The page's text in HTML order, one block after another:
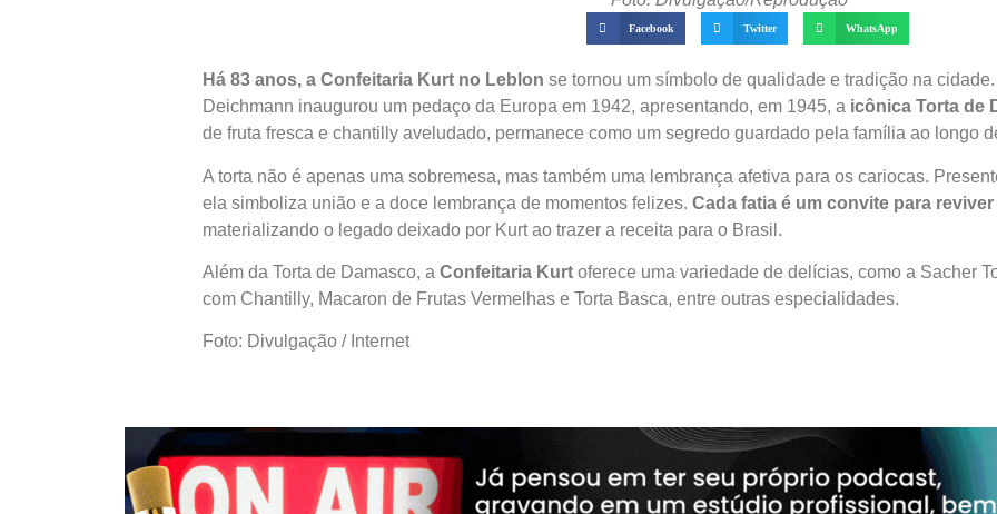
Facebook Twitter WhatsApp
Há 83 anos, a Confeitaria Kurt no Leblon se tornou um símbolo de qualidade e tradição na
Deichmann inaugurou um pedaço da Europa em 1942, apresentando, em 1945, a icônica Torta de
de fruta fresca e chantilly aveludado, permanece como um segredo guardado pela família ao longo
A torta não é apenas uma sobremesa, mas também uma lembrança afetiva para os cariocas.
ela simboliza união e a doce lembrança de momentos felizes. Cada fatia é um convite para
materializando o legado deixado por Kurt ao trazer a receita para o Brasil.
Além da Torta de Damasco, a Confeitaria Kurt oferece uma variedade de delícias, como a Sacher
com Chantilly, Macaron de Frutas Vermelhas e Torta Basca, entre outras especialidades.
Foto: Divulgação / Internet